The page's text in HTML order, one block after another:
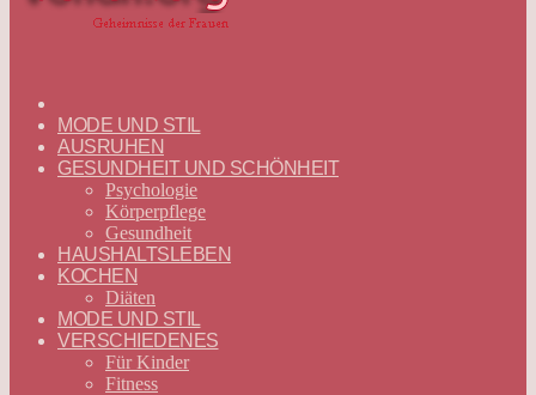
—
DEUTSCH
MODE UND STIL
AUSRUHEN
GESUNDHEIT UND SCHÖNHEIT
Psychologie
Körperpflege
Gesundheit
HAUSHALTSLEBEN
KOCHEN
Diäten
MODE UND STIL
VERSCHIEDENES
Für Kinder
Fitness